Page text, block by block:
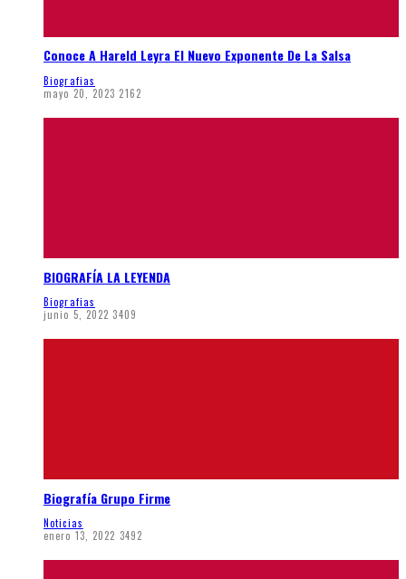
Conoce A Hareld Leyra El Nuevo Exponente De La Salsa
Biografias
mayo 20, 2023 2162
BIOGRAFÍA LA LEYENDA
Biografias
junio 5, 2022 3409
Biografía Grupo Firme
Noticias
enero 13, 2022 3492